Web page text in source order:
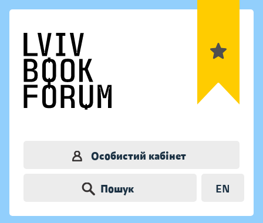
Особистий кабінет
Пошук EN